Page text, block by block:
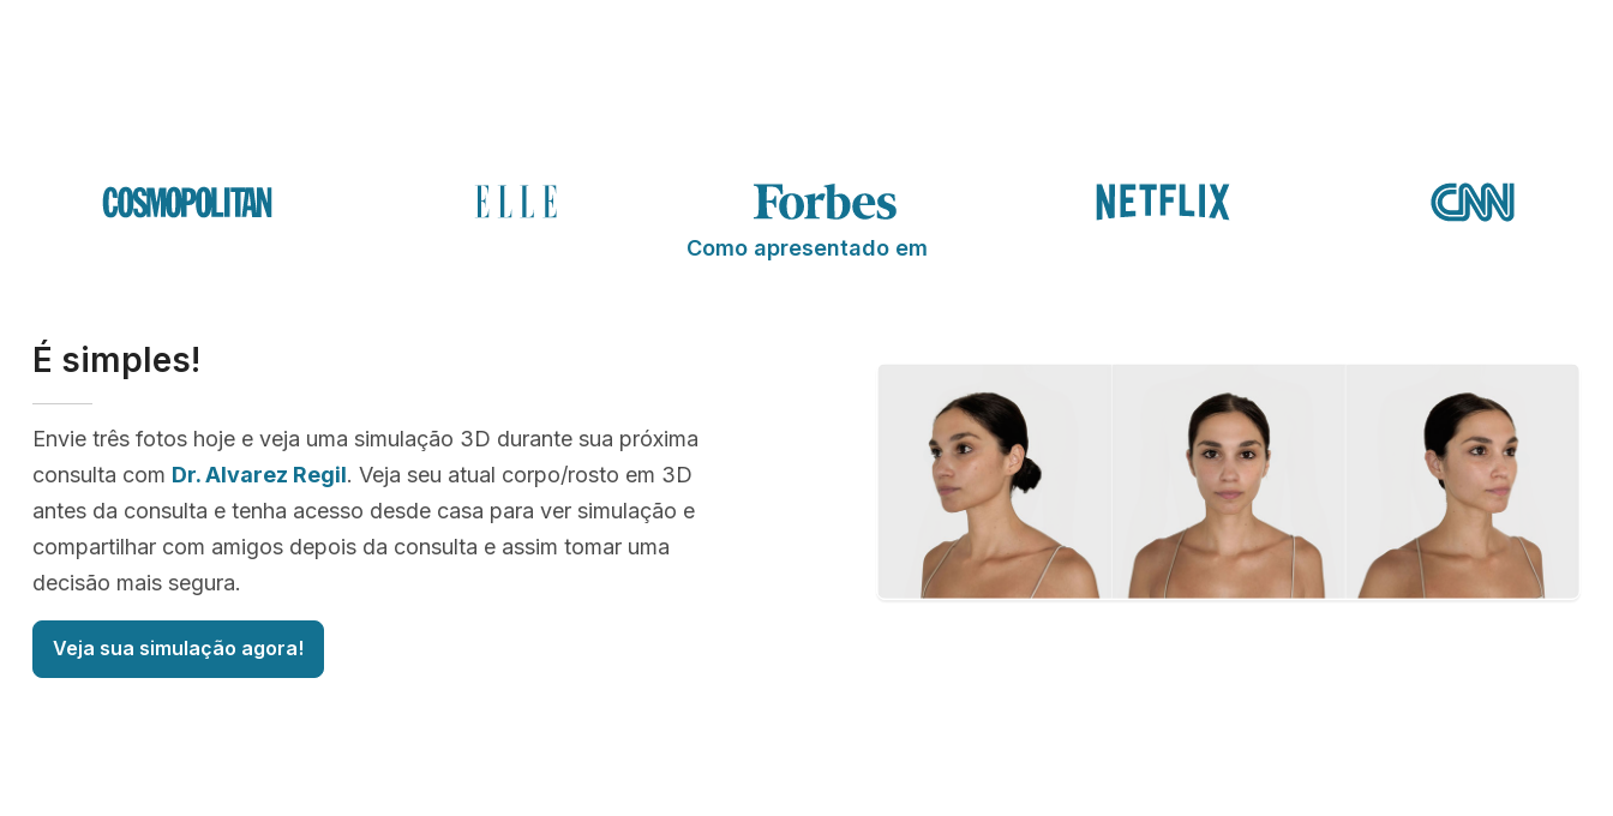
Como apresentado em
É simples!
Envie três fotos hoje e veja uma simulação 3D durante sua próxima
consulta com Dr. Alvarez Regil. Veja seu atual corpo/rosto em 3D
antes da consulta e tenha acesso desde casa para ver simulação e
compartilhar com amigos depois da consulta e assim tomar uma
decisão mais segura.
Veja sua simulação agora!